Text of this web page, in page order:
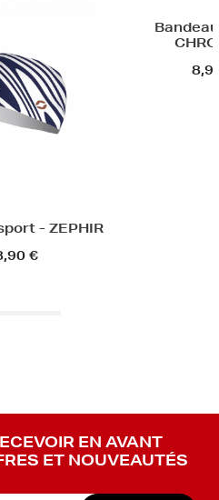
- ZEPHIR
€
EN AVANT
ET NOUVEAUTÉS